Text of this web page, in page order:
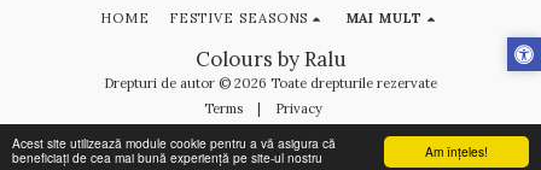
Am înţeles!
Acest site utilizează module cookie pentru a vă asigura că
beneficiați de cea mai bună experiență pe site-ul nostru
Colours by Ralu
Drepturi de autor © 2026 Toate drepturile rezervate
Terms
Privacy
HOME FESTIVE SEASONS MAI MULT